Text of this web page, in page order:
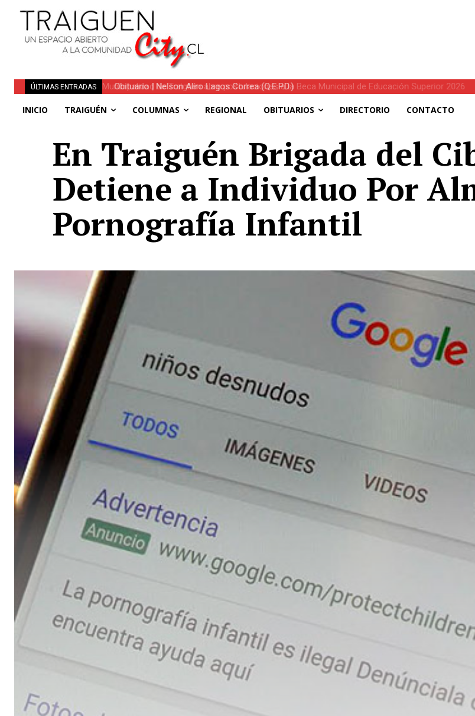
ÚLTIMAS ENTRADAS Obituario | Nelson Aliro Lagos Correa (Q.E.P.D.)
INICIO TRAIGUÉN COLUMNAS REGIONAL OBITUARIOS DIRECTORIO CONTACTO
En Traiguén Brigada del
Detiene a Individuo Por
Pornografía Infantil